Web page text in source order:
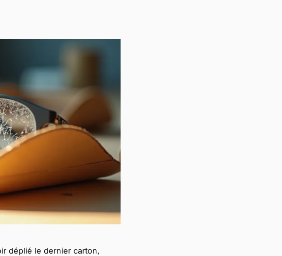
déplié le dernier carton,